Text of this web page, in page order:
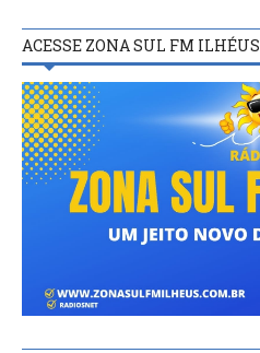
ACESSE ZONA SUL FM ILHÉUS